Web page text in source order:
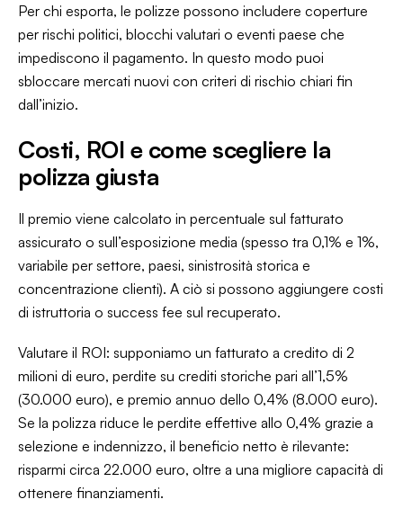
Per chi esporta, le polizze possono includere coperture
per rischi politici, blocchi valutari o eventi paese che
impediscono il pagamento. In questo modo puoi
sbloccare mercati nuovi con criteri di rischio chiari fin
dall’inizio.
Costi, ROI e come scegliere la
polizza giusta
Il premio viene calcolato in percentuale sul fatturato
assicurato o sull’esposizione media (spesso tra 0,1% e 1%,
variabile per settore, paesi, sinistrosità storica e
concentrazione clienti). A ciò si possono aggiungere costi
di istruttoria o success fee sul recuperato.
Valutare il ROI: supponiamo un fatturato a credito di 2
milioni di euro, perdite su crediti storiche pari all’1,5%
(30.000 euro), e premio annuo dello 0,4% (8.000 euro).
Se la polizza riduce le perdite effettive allo 0,4% grazie a
selezione e indennizzo, il beneficio netto è rilevante:
risparmi circa 22.000 euro, oltre a una migliore capacità di
ottenere finanziamenti.